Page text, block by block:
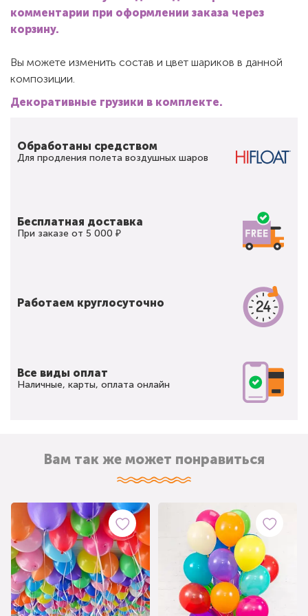
комментарии при оформлении заказа через
корзину.
Вы можете изменить состав и цвет шариков в данной
композиции.
Декоративные грузики в комплекте.
Обработаны средством
Для продления полета воздушных шаров
Бесплатная доставка
При заказе от 5 000 ₽
Работаем круглосуточно
Все виды оплат
Наличные, карты, оплата онлайн
Вам так же может понравиться